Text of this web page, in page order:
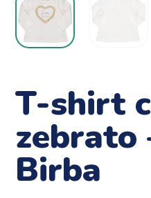
T-shirt
zebrato
Birba